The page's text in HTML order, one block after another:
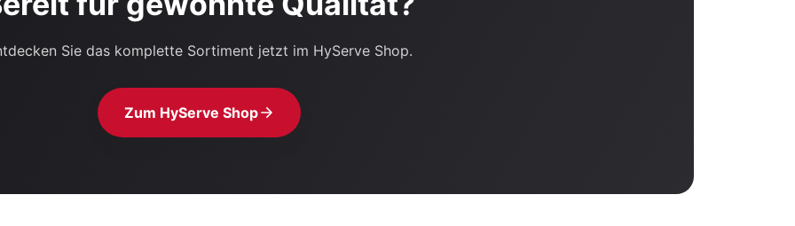
Sie das komplette Sortiment jetzt im HyServe Shop.
Zum HyServe Shop